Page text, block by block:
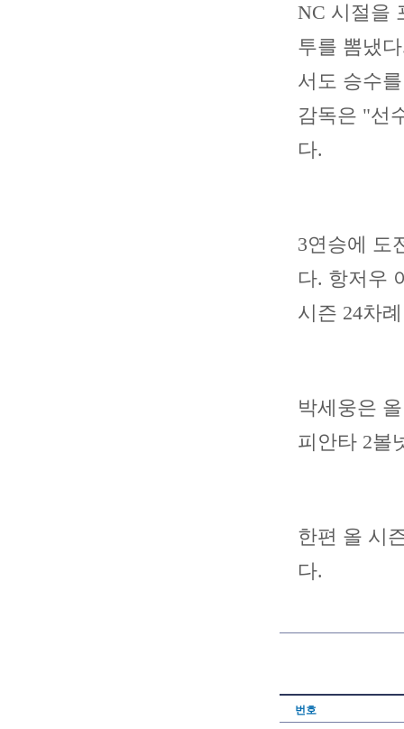
NC 시절을
투를 뽐냈
서도 승수
감독은 "선
다.
3연승에 도
다. 항저우
시즌 24차
박세웅은
피안타 2볼
한편 올 시
다.
번호